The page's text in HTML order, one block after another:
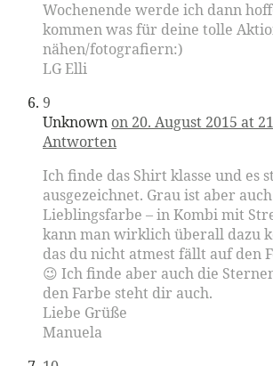
Wochenende werde ich dann
kommen was für deine tolle
nähen/fotografiern:)
LG Elli
9
Unknown on 20. August 2015 at
Antworten
Ich finde das Shirt klasse und es
ausgezeichnet. Grau ist aber
Lieblingsfarbe – in Kombi mit
kann man wirklich überall dazu
das du nicht atmest fällt auf den
😉 Ich finde aber auch die
den Farbe steht dir auch.
Liebe Grüße
Manuela